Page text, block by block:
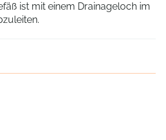
ist mit einem Drainageloch im